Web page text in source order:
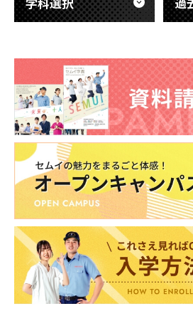
東海
専門学
東海
専門学
東海
東海
専門学
東海
専門学
東海
東海
専門学
東海
専門学
東海
東海
専門学
東海
専門学
東海